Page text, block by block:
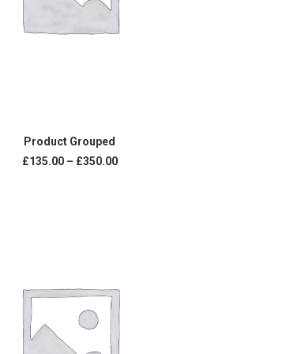
PRODUKTE ANZEIGEN
Product Grouped
£135.00 – £350.00Preisspanne: